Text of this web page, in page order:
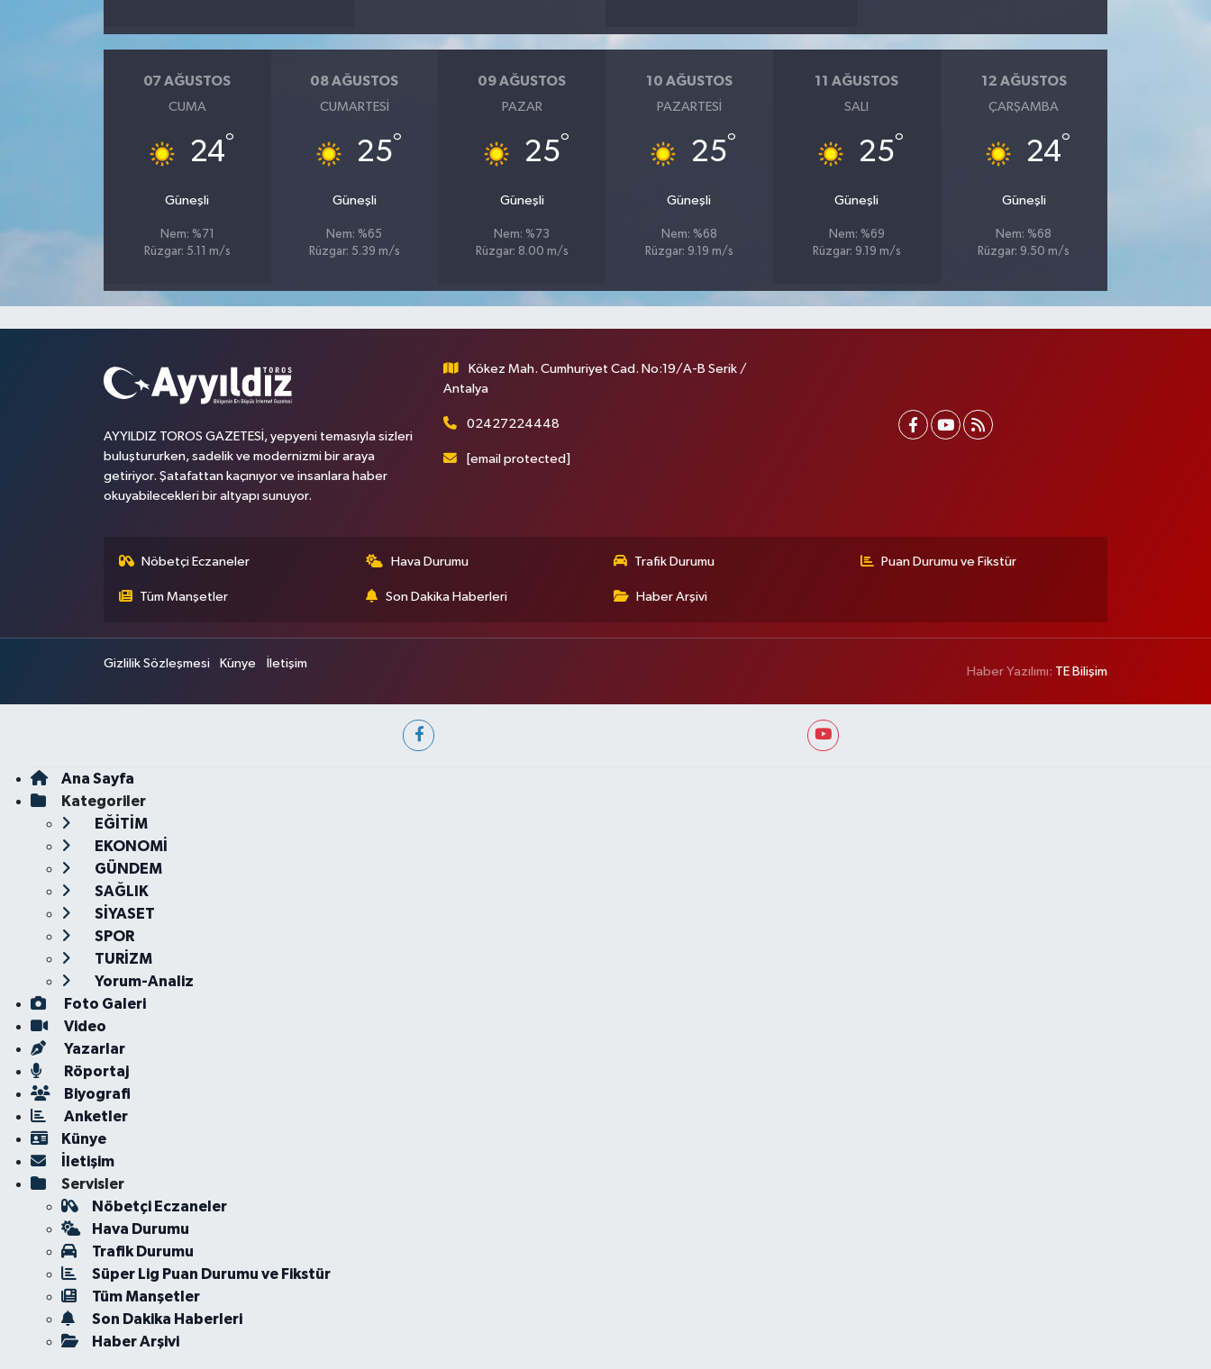
07 AĞUSTOS
CUMA
24°
Güneşli
Nem: %71
Rüzgar: 5.11 m/s
08 AĞUSTOS
CUMARTESI
25°
Güneşli
Nem: %65
Rüzgar: 5.39 m/s
09 AĞUSTOS
PAZAR
25°
Güneşli
Nem: %73
Rüzgar: 8.00 m/s
10 AĞUSTOS
PAZARTESI
25°
Güneşli
Nem: %68
Rüzgar: 9.19 m/s
11 AĞUSTOS
SALI
25°
Güneşli
Nem: %69
Rüzgar: 9.19 m/s
12 AĞUSTOS
ÇARŞAMBA
24°
Güneşli
Nem: %68
Rüzgar: 9.50 m/s
AYYILDIZ TOROS GAZETESİ, yepyeni temasıyla sizleri
buluştururken, sadelik ve modernizmi bir araya
getiriyor. Şatafattan kaçınıyor ve insanlara haber
okuyabilecekleri bir altyapı sunuyor.
Kökez Mah. Cumhuriyet Cad. No:19/A-B Serik /
Antalya
02427224448
[email protected]
Nöbetçi Eczaneler Hava Durumu Trafik Durumu Puan Durumu ve Fikstür
Tüm Manşetler Son Dakika Haberleri Haber Arşivi
Gizlilik Sözleşmesi Künye İletişim
Haber Yazılımı: TE Bilişim
Ana Sayfa
Kategoriler
EĞİTİM
EKONOMİ
GÜNDEM
SAĞLIK
SİYASET
SPOR
TURİZM
Yorum-Analiz
Foto Galeri
Video
Yazarlar
Röportaj
Biyografi
Anketler
Künye
İletişim
Servisler
Nöbetçi Eczaneler
Hava Durumu
Trafik Durumu
Süper Lig Puan Durumu ve Fikstür
Tüm Manşetler
Son Dakika Haberleri
Haber Arşivi